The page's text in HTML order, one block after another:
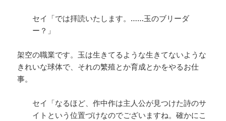
セイ「では拝読いたします。……玉のブリーダ
ー？」
架空の職業です。玉は生きてるような生きてないような
きれいな球体で、それの繁殖とか育成とかをやるお仕
事。
セイ「なるほど、作中作は主人公が見つけた詩のサ
イトという位置づけなのでございますね。確かにこ